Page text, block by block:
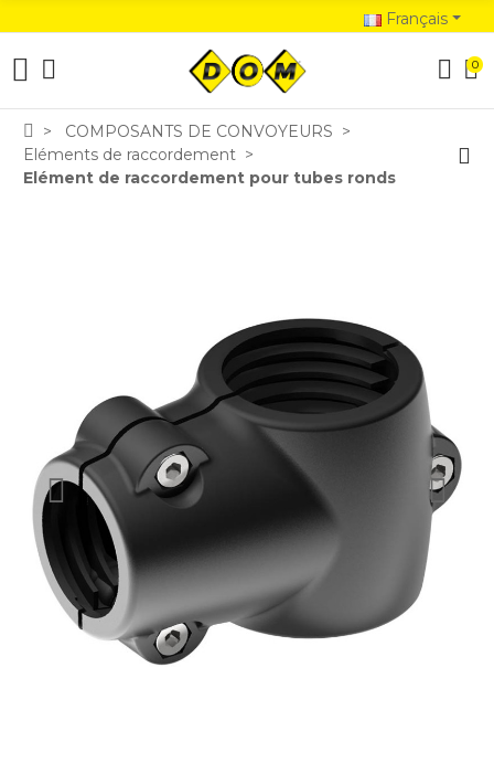
Français
0
COMPOSANTS DE CONVOYEURS
Eléments de raccordement
Elément de raccordement pour tubes ronds